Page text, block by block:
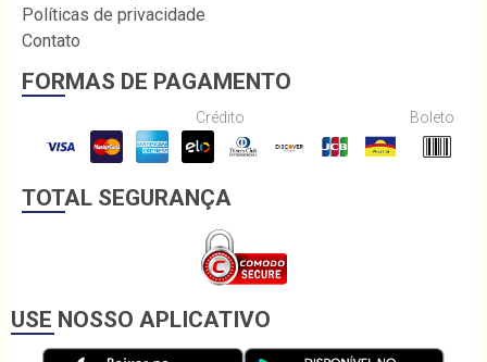
Políticas de privacidade
Contato
FORMAS DE PAGAMENTO
Crédito Boleto
TOTAL SEGURANÇA
USE NOSSO APLICATIVO